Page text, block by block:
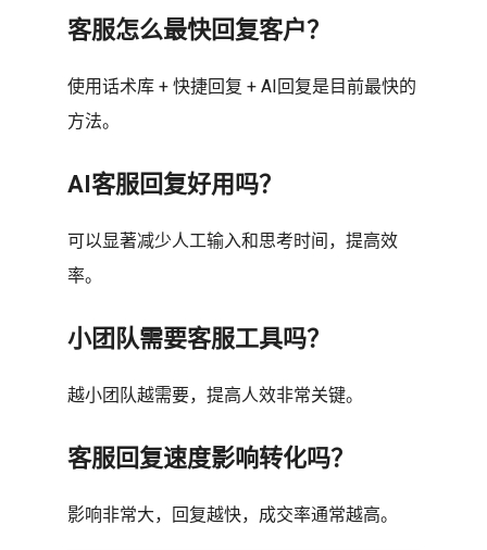
客服怎么最快回复客户？
使用话术库 + 快捷回复 + AI回复是目前最快的
方法。
AI客服回复好用吗？
可以显著减少人工输入和思考时间，提高效
率。
小团队需要客服工具吗？
越小团队越需要，提高人效非常关键。
客服回复速度影响转化吗？
影响非常大，回复越快，成交率通常越高。